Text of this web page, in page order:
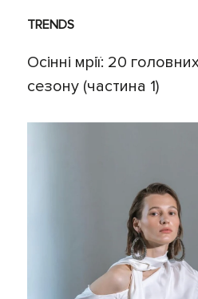
TRENDS
Осінні мрії: 20
сезону (частина 1)